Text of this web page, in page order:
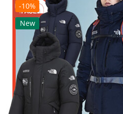
-10%
New